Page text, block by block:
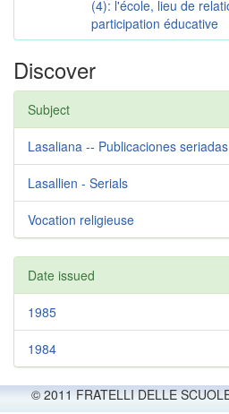
(4): l'école, lieu de
participation éducative
Discover
Subject
Lasaliana -- Publicaciones seriadas
Lasallien - Serials
Vocation religieuse
Date issued
1985
1984
© 2011 FRATELLI DELLE